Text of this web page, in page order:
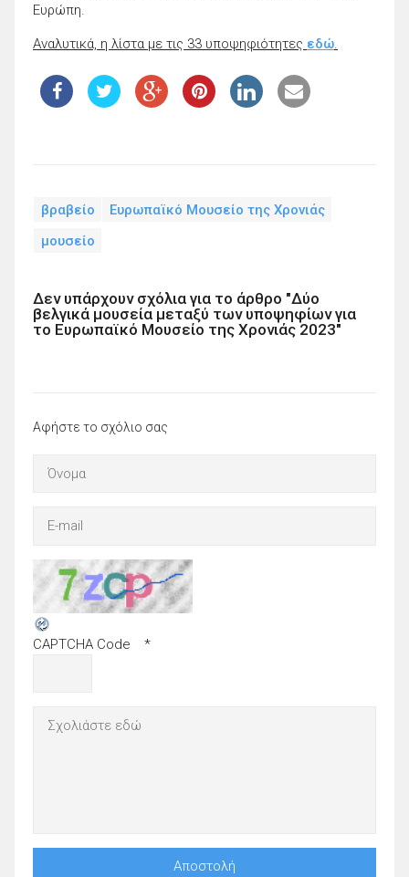
Ευρώπη.
Αναλυτικά, η λίστα με τις 33 υποψηφιότητες εδώ.
βραβείο
Ευρωπαϊκό Μουσείο της Χρονιάς
μουσείο
Δεν υπάρχουν σχόλια για το άρθρο "Δύο
βελγικά μουσεία μεταξύ των υποψηφίων για
το Ευρωπαϊκό Μουσείο της Χρονιάς 2023"
Αφήστε το σχόλιο σας
CAPTCHA Code *